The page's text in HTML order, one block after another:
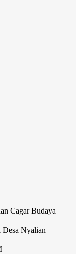
Cagar Budaya
Desa Nyalian